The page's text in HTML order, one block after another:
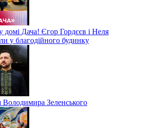
домі Дача! Єгор Гордєєв і Неля
у благодійного будинку
Володимира Зеленського